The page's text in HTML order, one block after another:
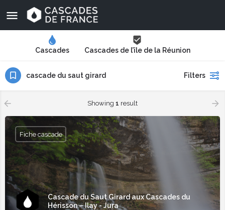
Cascades Cascades de l’île de la Réunion
cascade du saut girard Filters
Showing 1 result
Cascade du Saut Girard aux Cascades du
Hérisson – Ilay - Jura
Fiche cascade